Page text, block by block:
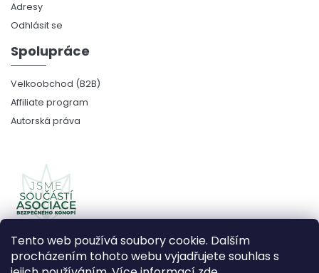
Tento web používá soubory cookie. Dalším
procházením tohoto webu vyjadřujete souhlas s
Adresy
Odhlásit se
Spolupráce
Velkoobchod (B2B)
Affiliate program
Autorská práva